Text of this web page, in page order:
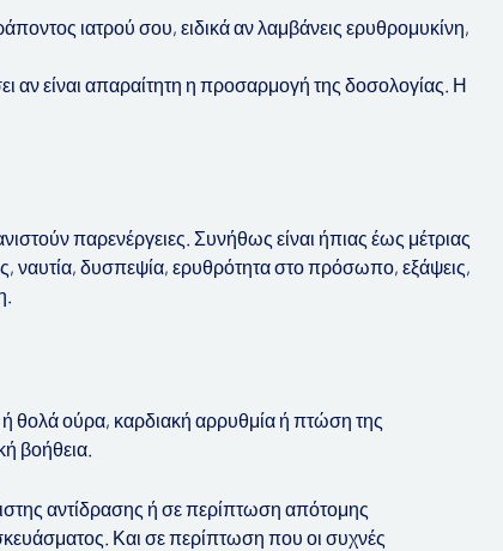
ιατρού σου, ειδικά αν λαμβάνεις ερυθρομυκίνη,
αν είναι απαραίτητη η προσαρμογή της δοσολογίας. Η
παρενέργειες. Συνήθως είναι ήπιας έως μέτριας
ναυτία, δυσπεψία, ερυθρότητα στο πρόσωπο, εξάψεις,
θολά ούρα, καρδιακή αρρυθμία ή πτώση της
βοήθεια.
αντίδρασης ή σε περίπτωση απότομης
Και σε περίπτωση που οι συχνές